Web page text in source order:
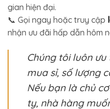
gian hiện đại.
📞 Gọi ngay hoặc truy cập
nhận ưu đãi hấp dẫn hôm
Chúng tôi luôn
mua sỉ, số lượng
Nếu bạn là chủ
ty, nhà hàng